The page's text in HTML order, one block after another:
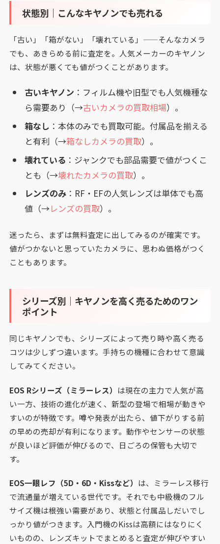
状態別｜こんなキヤノンでも売れる
「古い」「箱がない」「壊れている」——そんなカメラ
でも、あきらめる前に査定を。人気メーカーのキヤノン
は、状態が悪くても値がつくことがあります。
古いキヤノン ：フィルム機や旧型でも人気機種な
ら需要あり（→古いカメラの買取相場）。
箱なし ：本体のみでも買取可能。付属品を揃える
と有利（→箱なしカメラの買取）。
壊れている ：ジャンクでも部品需要で値がつくこ
とも（→壊れたカメラの買取）。
レンズのみ：RF・EFの人気レンズは単体でも高
値（→レンズの買取）。
迷ったら、まずは無料査定に出してみるのが確実です。
値がつかないと思っていたカメラに、思わぬ価格がつく
こともあります。
シリーズ別｜キヤノンを高く売るためのワン
ポイント
同じキヤノンでも、シリーズによって売り時や高く売る
コツは少しずつ違います。手持ちの機種に合わせて意識
してみてください。
EOS Rシリーズ（ミラーレス） は現在の主力で人気が高
い一方、技術の進化が速く、新型の登場で相場が動きや
すいのが特徴です。噂や発表が出たら、値下がりする前
の早めの売却が有利になります。動作やセンサーの状態
が良いほど評価が伸びるので、日ごろの保管も大切で
す。
EOS一眼レフ（5D・6D・Kissなど） は、ミラーレス移行
で流通量が増えている世代です。それでも中級機のフル
サイズ機は根強い需要があり、状態と付属品しだいでし
っかり値がつきます。入門機のKissは高額にはなりにく
いものの、レンズキットでまとめると査定が伸びやすい